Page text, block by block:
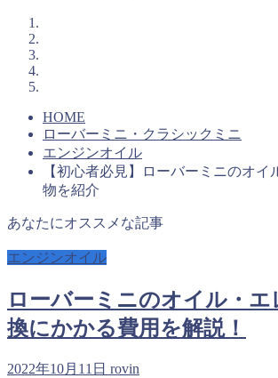
HOME
ローバーミニ・クラシックミニ
エンジンオイル
【初心者必見】ローバーミニのオイ
物を紹介
あなたにオススメな記事
エンジンオイル
ローバーミニのオイル・
換にかかる費用を解説！
2022年10月11日 rovin